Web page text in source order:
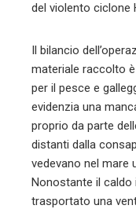
del violento ciclone
Il bilancio
materiale raccolto
per il pesce e
evidenzia una
proprio da parte
distanti dalla
vedevano nel mare
Nonostante il
trasportato una